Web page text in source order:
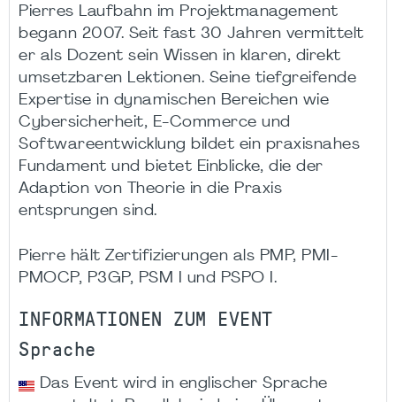
Pierres Laufbahn im Projektmanagement
begann 2007. Seit fast 30 Jahren vermittelt
er als Dozent sein Wissen in klaren, direkt
umsetzbaren Lektionen. Seine tiefgreifende
Expertise in dynamischen Bereichen wie
Cybersicherheit, E-Commerce und
Softwareentwicklung bildet ein praxisnahes
Fundament und bietet Einblicke, die der
Adaption von Theorie in die Praxis
entsprungen sind.
Pierre hält Zertifizierungen als PMP, PMI-
PMOCP, P3GP, PSM I und PSPO I.
INFORMATIONEN ZUM EVENT
Sprache
Das Event wird in englischer Sprache